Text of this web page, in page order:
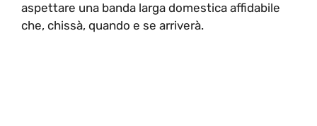
aspettare una banda larga domestica affidabile
che, chissà, quando e se arriverà.